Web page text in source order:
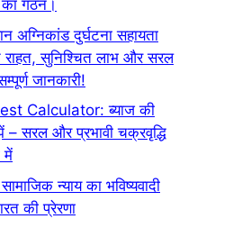
गठन।
अग्निकांड दुर्घटना सहायता
राहत, सुनिश्चित लाभ और सरल
जानकारी!
Calculator: ब्याज की
सरल और प्रभावी चक्रवृद्धि
में
न्याय का भविष्यवादी
की प्रेरणा